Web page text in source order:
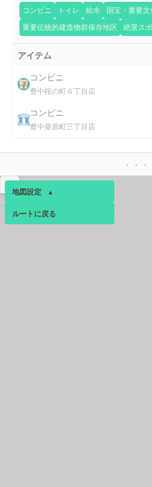
コンビニ トイレ 給水
国宝・重要
重要伝統的建造物群保存地区
絶景ス
アイテム
コンビニ
豊中桜の町６丁目店
コンビニ
豊中柴原町三丁目店
地図設定 ▴
ベース ▴
ルートに戻る